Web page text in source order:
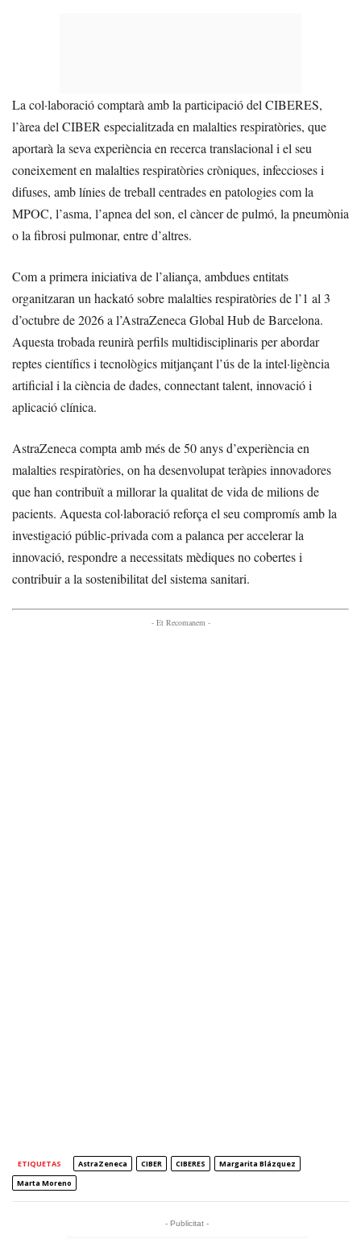
La col·laboració comptarà amb la participació del CIBERES,
l’àrea del CIBER especialitzada en malalties respiratòries, que
aportarà la seva experiència en recerca translacional i el seu
coneixement en malalties respiratòries cròniques, infeccioses i
difuses, amb línies de treball centrades en patologies com la
MPOC, l’asma, l’apnea del son, el càncer de pulmó, la pneumònia
o la fibrosi pulmonar, entre d’altres.
Com a primera iniciativa de l’aliança, ambdues entitats
organitzaran un hackató sobre malalties respiratòries de l’1 al 3
d’octubre de 2026 a l’AstraZeneca Global Hub de Barcelona.
Aquesta trobada reunirà perfils multidisciplinaris per abordar
reptes científics i tecnològics mitjançant l’ús de la intel·ligència
artificial i la ciència de dades, connectant talent, innovació i
aplicació clínica.
AstraZeneca compta amb més de 50 anys d’experiència en
malalties respiratòries, on ha desenvolupat teràpies innovadores
que han contribuït a millorar la qualitat de vida de milions de
pacients. Aquesta col·laboració reforça el seu compromís amb la
investigació públic-privada com a palanca per accelerar la
innovació, respondre a necessitats mèdiques no cobertes i
contribuir a la sostenibilitat del sistema sanitari.
- Et Recomanem -
ETIQUETAS AstraZeneca CIBER CIBERES
Margarita Blázquez
Marta Moreno
- Publicitat -